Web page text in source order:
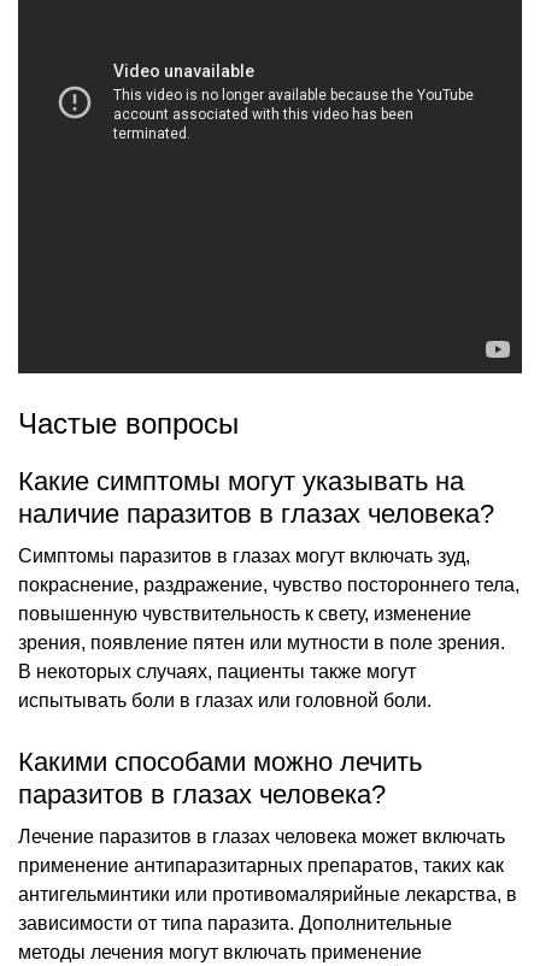
Частые вопросы
Какие симптомы могут указывать на
наличие паразитов в глазах человека?
Симптомы паразитов в глазах могут включать зуд,
покраснение, раздражение, чувство постороннего тела,
повышенную чувствительность к свету, изменение
зрения, появление пятен или мутности в поле зрения.
В некоторых случаях, пациенты также могут
испытывать боли в глазах или головной боли.
Какими способами можно лечить
паразитов в глазах человека?
Лечение паразитов в глазах человека может включать
применение антипаразитарных препаратов, таких как
антигельминтики или противомалярийные лекарства, в
зависимости от типа паразита. Дополнительные
методы лечения могут включать применение